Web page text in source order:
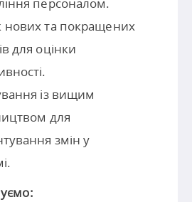
персоналом.
та покращених
для оцінки
із вищим
для
змін у